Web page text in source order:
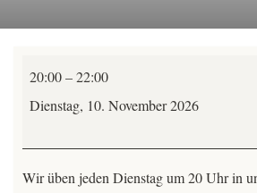
Wissenswertes
Mitglied werden
Vorstand & Chorleitung
Männerchor
Übungsabend
alle
Stimmen-
20:00–22:00
Dienstag, 10. November 2026
Wir üben jeden Dienstag um 20 Uhr in